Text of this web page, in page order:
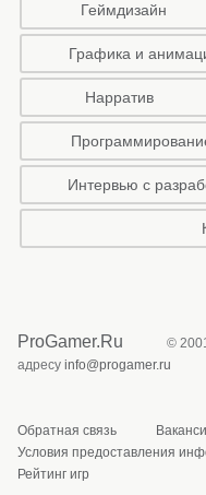
Геймдизайн
Графика и
Нарратив
Интервью с
ProGamer.Ru
©
адресу info@progamer.ru
Обратная связь
Условия предоставления
Рейтинг игр